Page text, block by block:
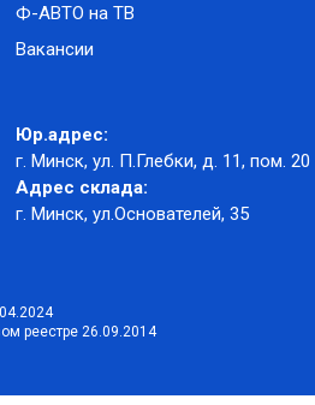
Ф-АВТО на ТВ
Вакансии
Юр.адрес:
г. Минск, ул. П.Глебки, д. 11, пом. 20
Адрес склада:
г. Минск, ул.Основателей, 35
реестре 26.09.2014